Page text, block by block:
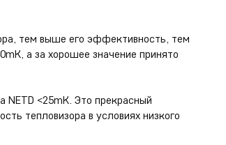
тем выше его эффективность, тем
а за хорошее значение принято
NETD <25mK. Это прекрасный
тепловизора в условиях низкого